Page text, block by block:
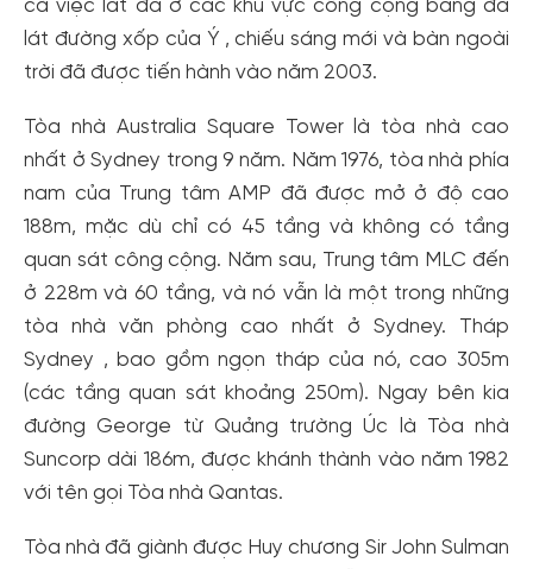
cả việc lát đá ở các khu vực công cộng bằng đá
lát đường xốp của Ý , chiếu sáng mới và bàn ngoài
trời đã được tiến hành vào năm 2003.
Tòa nhà Australia Square Tower là tòa nhà cao
nhất ở Sydney trong 9 năm. Năm 1976, tòa nhà phía
nam của Trung tâm AMP đã được mở ở độ cao
188m, mặc dù chỉ có 45 tầng và không có tầng
quan sát công cộng. Năm sau, Trung tâm MLC đến
ở 228m và 60 tầng, và nó vẫn là một trong những
tòa nhà văn phòng cao nhất ở Sydney. Tháp
Sydney , bao gồm ngọn tháp của nó, cao 305m
(các tầng quan sát khoảng 250m). Ngay bên kia
đường George từ Quảng trường Úc là Tòa nhà
Suncorp dài 186m, được khánh thành vào năm 1982
với tên gọi Tòa nhà Qantas.
Tòa nhà đã giành được Huy chương Sir John Sulman
dành cho thành viên đến từ các đối tác của Gody.vn dành
cho cộng đồng.
Hoặc đăng nhập bằng
Đăng nhập Facebook
Đăng nhập Google